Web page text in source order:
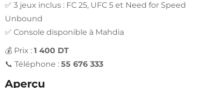
✅ 3 jeux inclus : FC 25, UFC 5 et Need for Speed
Unbound
✅ Console disponible à Mahdia
💰 Prix : 1 400 DT
📞 Téléphone : 55 676 333
Aperçu